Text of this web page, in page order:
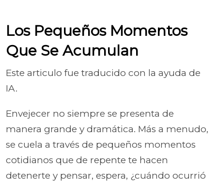
Los Pequeños Momentos
Que Se Acumulan
Este articulo fue traducido con la ayuda de
IA.
Envejecer no siempre se presenta de
manera grande y dramática. Más a menudo,
se cuela a través de pequeños momentos
cotidianos que de repente te hacen
detenerte y pensar, espera, ¿cuándo ocurrió